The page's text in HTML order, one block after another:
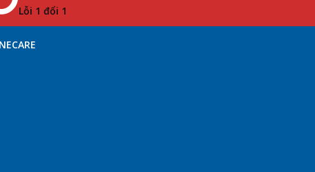
Lỗi 1 đổi 1